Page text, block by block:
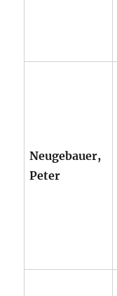
Neugebauer,
Peter